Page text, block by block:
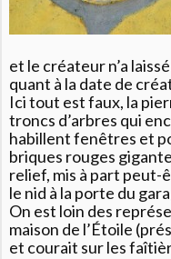
et le créateur n’a
quant à la date de
Ici tout est faux, la
troncs d’arbres qui
habillent fenêtres et
briques rouges
relief, mis à part peut-
le nid à la porte du
On est loin des
maison de l’Étoile
et courait sur les